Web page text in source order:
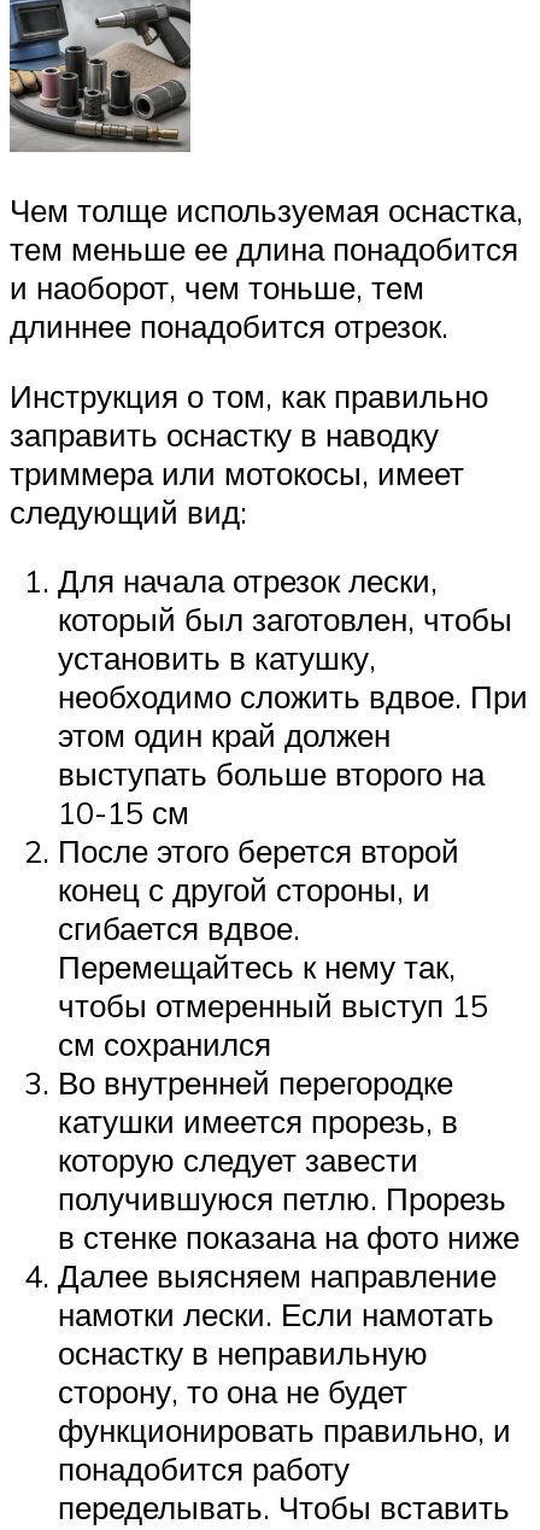
Чем толще используемая оснастка,
тем меньше ее длина понадобится
и наоборот, чем тоньше, тем
длиннее понадобится отрезок.
Инструкция о том, как правильно
заправить оснастку в наводку
триммера или мотокосы, имеет
следующий вид:
Для начала отрезок лески,
который был заготовлен, чтобы
установить в катушку,
необходимо сложить вдвое. При
этом один край должен
выступать больше второго на
10-15 см
После этого берется второй
конец с другой стороны, и
сгибается вдвое.
Перемещайтесь к нему так,
чтобы отмеренный выступ 15
см сохранился
Во внутренней перегородке
катушки имеется прорезь, в
которую следует завести
получившуюся петлю. Прорезь
в стенке показана на фото ниже
Далее выясняем направление
намотки лески. Если намотать
оснастку в неправильную
сторону, то она не будет
функционировать правильно, и
понадобится работу
переделывать. Чтобы вставить